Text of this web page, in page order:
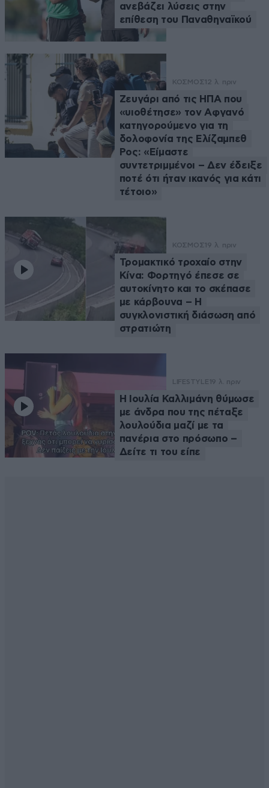
ανεβάζει λύσεις στην
επίθεση του Παναθηναϊκού
ΚΟΣΜΟΣ 12 λ. πριν
Ζευγάρι από τις ΗΠΑ που
«υιοθέτησε» τον Αφγανό
κατηγορούμενο για τη
δολοφονία της Ελίζαμπεθ
Ρος: «Είμαστε
συντετριμμένοι – Δεν έδειξε
ποτέ ότι ήταν ικανός για κάτι
τέτοιο»
ΚΟΣΜΟΣ 19 λ. πριν
Τρομακτικό τροχαίο στην
Κίνα: Φορτηγό έπεσε σε
αυτοκίνητο και το σκέπασε
με κάρβουνα – Η
συγκλονιστική διάσωση από
στρατιώτη
LIFESTYLE 19 λ. πριν
Η Ιουλία Καλλιμάνη θύμωσε
με άνδρα που της πέταξε
λουλούδια μαζί με τα
πανέρια στο πρόσωπο –
Δείτε τι του είπε